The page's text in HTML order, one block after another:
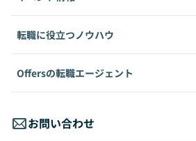
転職に役立つノウハウ
Offersの転職エージェント
お問い合わせ